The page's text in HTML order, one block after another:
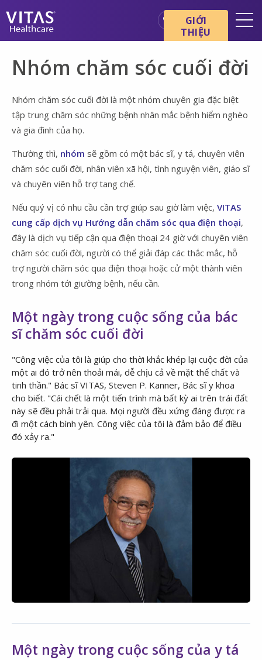
Cơ bản về chăm sóc cuối đời
Dịch vụ
Chuyên gia chăm sóc sức
khỏe
Gia đình và người chăm sóc
GIỚI
THIỆU
Nhóm chăm sóc cuối đời
Nhóm chăm sóc cuối đời là một nhóm chuyên gia đặc biệt
tập trung chăm sóc những bệnh nhân mắc bệnh hiểm nghèo
và gia đình của họ.
Thường thì, nhóm sẽ gồm có một bác sĩ, y tá, chuyên viên
chăm sóc cuối đời, nhân viên xã hội, tình nguyện viên, giáo sĩ
và chuyên viên hỗ trợ tang chế.
Nếu quý vị có nhu cầu cần trợ giúp sau giờ làm việc, VITAS
cung cấp dịch vụ Hướng dẫn chăm sóc qua điện thoại,
đây là dịch vụ tiếp cận qua điện thoại 24 giờ với chuyên viên
chăm sóc cuối đời, người có thể giải đáp các thắc mắc, hỗ
trợ người chăm sóc qua điện thoại hoặc cử một thành viên
trong nhóm tới giường bệnh, nếu cần.
Một ngày trong cuộc sống của bác
sĩ chăm sóc cuối đời
"Công việc của tôi là giúp cho thời khắc khép lại cuộc đời của
một ai đó trở nên thoải mái, dễ chịu cả về mặt thể chất và
tinh thần." Bác sĩ VITAS, Steven P. Kanner, Bác sĩ y khoa
cho biết. "Cái chết là một tiến trình mà bất kỳ ai trên trái đất
này sẽ đều phải trải qua. Mọi người đều xứng đáng được ra
đi một cách bình yên. Công việc của tôi là đảm bảo để điều
đó xảy ra."
Một ngày trong cuộc sống của y tá